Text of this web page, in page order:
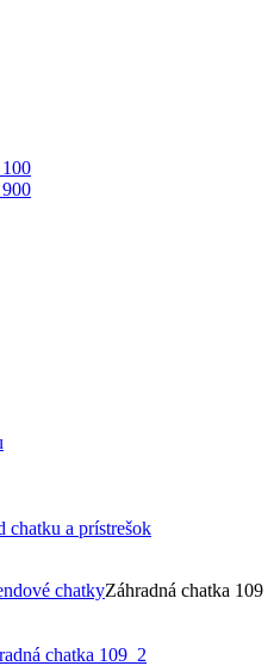
chatku a prístrešok
chatkyZáhradná chatka 109